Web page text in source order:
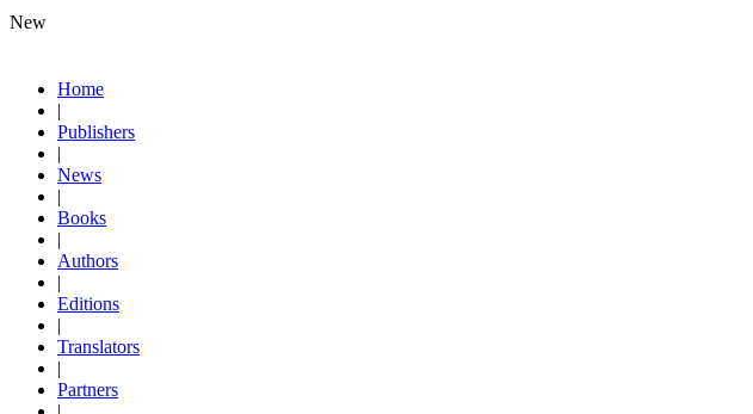
New
Home
|
Publishers
|
News
|
Books
|
Authors
|
Editions
|
Translators
|
Partners